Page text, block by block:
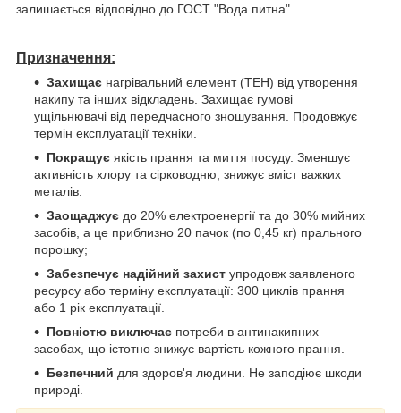
залишається відповідно до ГОСТ "Вода питна".
Призначення:
Захищає нагрівальний елемент (ТЕН) від утворення
накипу та інших відкладень. Захищає гумові
ущільнювачі від передчасного зношування. Продовжує
термін експлуатації техніки.
Покращує якість прання та миття посуду. Зменшує
активність хлору та сірководню, знижує вміст важких
металів.
Заощаджує до 20% електроенергії та до 30% мийних
засобів, а це приблизно 20 пачок (по 0,45 кг) прального
порошку;
Забезпечує надійний захист упродовж заявленого
ресурсу або терміну експлуатації: 300 циклів прання
або 1 рік експлуатації.
Повністю виключає потреби в антинакипних
засобах, що істотно знижує вартість кожного прання.
Безпечний для здоров'я людини. Не заподіює шкоди
природі.